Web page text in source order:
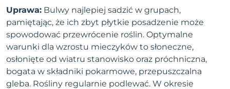
Uprawa: Bulwy najlepiej sadzić w grupach,
pamiętając, że ich zbyt płytkie posadzenie może
spowodować przewrócenie roślin. Optymalne
warunki dla wzrostu mieczyków to słoneczne,
osłonięte od wiatru stanowisko oraz próchniczna,
bogata w składniki pokarmowe, przepuszczalna
gleba. Rośliny regularnie podlewać. W okresie